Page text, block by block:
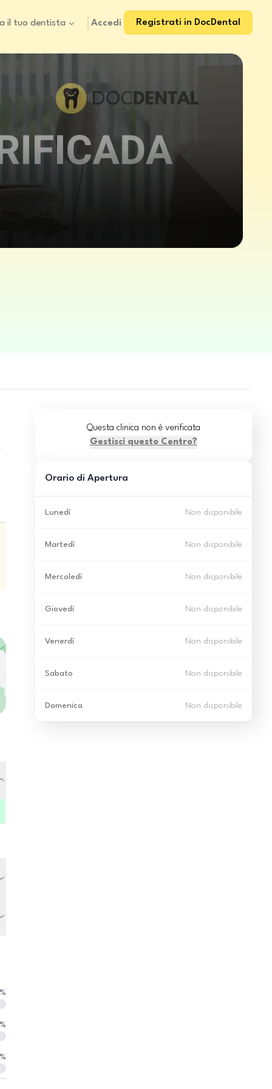
il tuo dentista Accedi Registrati in DocDental
Questa clinica non è verificata
Gestisci questo Centro?
Orario di Apertura
Lunedì Non disponibile
Martedì Non disponibile
Mercoledì Non disponibile
Giovedì Non disponibile
Venerdì Non disponibile
Sabato Non disponibile
Domenica Non disponibile